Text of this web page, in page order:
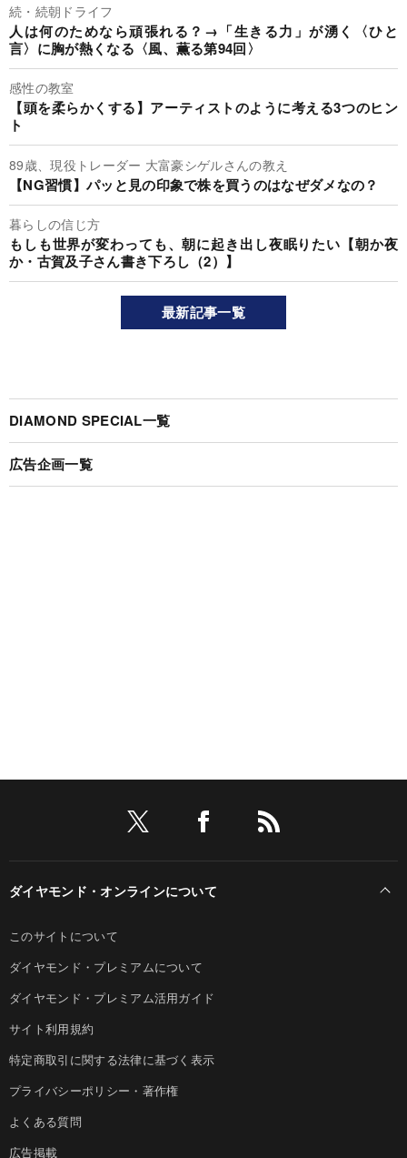
続・続朝ドライフ
人は何のためなら頑張れる？→「生きる力」が湧く〈ひと
言〉に胸が熱くなる〈風、薫る第94回〉
感性の教室
【頭を柔らかくする】アーティストのように考える3つのヒン
ト
89歳、現役トレーダー 大富豪シゲルさんの教え
【NG習慣】パッと見の印象で株を買うのはなぜダメなの？
暮らしの信じ方
もしも世界が変わっても、朝に起き出し夜眠りたい【朝か夜
か・古賀及子さん書き下ろし（2）】
最新記事一覧
DIAMOND SPECIAL一覧
広告企画一覧
ダイヤモンド・オンラインについて
このサイトについて
ダイヤモンド・プレミアムについて
ダイヤモンド・プレミアム活用ガイド
サイト利用規約
特定商取引に関する法律に基づく表示
プライバシーポリシー・著作権
よくある質問
広告掲載